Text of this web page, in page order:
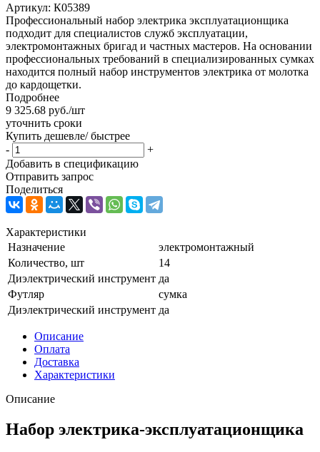
Артикул: К05389
Профессиональный набор электрика эксплуатационщика
подходит для специалистов служб эксплуатации,
электромонтажных бригад и частных мастеров. На основании
профессиональных требований в специализированных сумках
находится полный набор инструментов электрика от молотка
до кардощетки.
Подробнее
9 325.68 руб./шт
уточнить сроки
Купить дешевле/ быстрее
-
+
Добавить в спецификацию
Отправить запрос
Поделиться
Характеристики
Назначение
электромонтажный
Количество, шт
14
Диэлектрический инструмент да
Футляр
сумка
Диэлектрический инструмент да
Описание
Оплата
Доставка
Характеристики
Описание
Набор электрика-эксплуатационщика